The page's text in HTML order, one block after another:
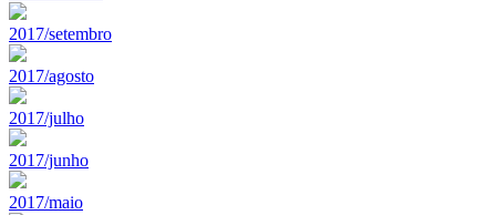
2017/setembro
2017/agosto
2017/julho
2017/junho
2017/maio